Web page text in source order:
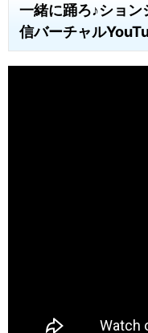
一緒に踊ろ♪ショ
信バーチャル